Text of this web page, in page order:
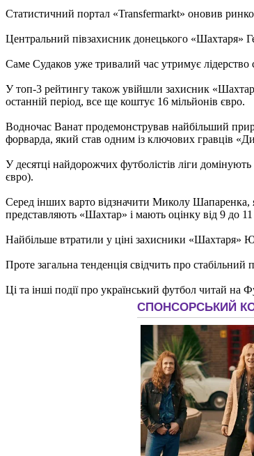
Статистичний портал «Transfermarkt» оновив
Центральний півзахисник донецького «Шахтаря»
Саме Судаков уже тривалий час утримує лідерство
У топ-3 рейтингу також увійшли захисник
останній період, все ще коштує 16 мільйонів євро.
Водночас Ванат продемонстрував найбільший
форварда, який став одним із ключових гравців
У десятці найдорожчих футболістів ліги
євро).
Серед інших варто відзначити Миколу Шапаренка,
представляють «Шахтар» і мають оцінку від 9 до 11
Найбільше втратили у ціні захисники
Проте загальна тенденція свідчить про
Ці та інші події про український футбол читай на